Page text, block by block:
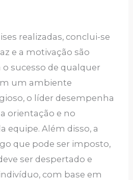
realizadas, conclui-se
e a motivação são
sucesso de qualquer
um ambiente
o líder desempenha
orientação e no
equipe. Além disso, a
que pode ser imposto,
ser despertado e
com base em